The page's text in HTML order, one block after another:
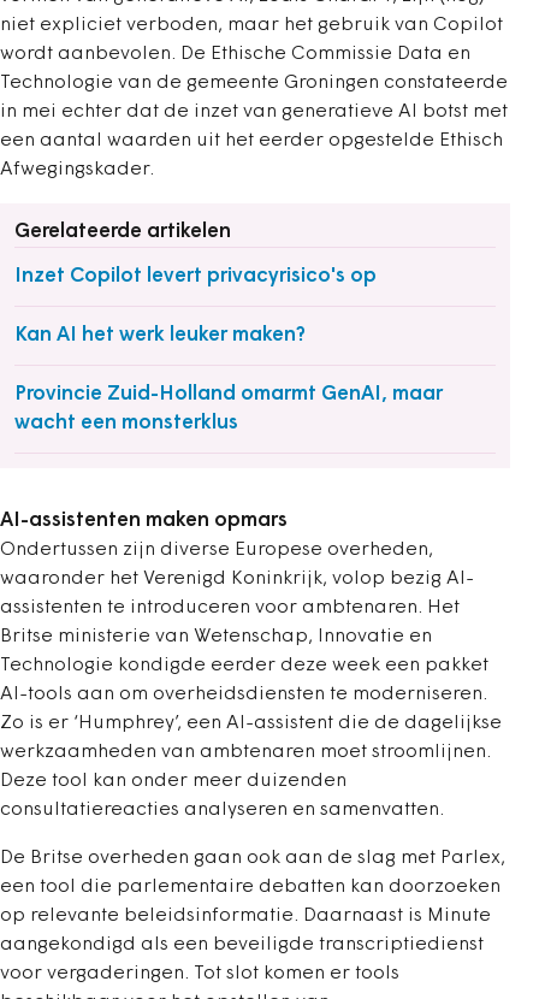
niet expliciet verboden, maar het gebruik van Copilot
wordt aanbevolen. De Ethische Commissie Data en
Technologie van de gemeente Groningen constateerde
in mei echter dat de inzet van generatieve AI botst met
een aantal waarden uit het eerder opgestelde Ethisch
Afwegingskader.
Gerelateerde artikelen
Inzet Copilot levert privacyrisico's op
Kan AI het werk leuker maken?
Provincie Zuid-Holland omarmt GenAI, maar
wacht een monsterklus
AI-assistenten maken opmars
Ondertussen zijn diverse Europese overheden,
waaronder het Verenigd Koninkrijk, volop bezig AI-
assistenten te introduceren voor ambtenaren. Het
Britse ministerie van Wetenschap, Innovatie en
Technologie kondigde eerder deze week een pakket
AI-tools aan om overheidsdiensten te moderniseren.
Zo is er ‘Humphrey’, een AI-assistent die de dagelijkse
werkzaamheden van ambtenaren moet stroomlijnen.
Deze tool kan onder meer duizenden
consultatiereacties analyseren en samenvatten.
De Britse overheden gaan ook aan de slag met Parlex,
een tool die parlementaire debatten kan doorzoeken
op relevante beleidsinformatie. Daarnaast is Minute
aangekondigd als een beveiligde transcriptiedienst
voor vergaderingen. Tot slot komen er tools